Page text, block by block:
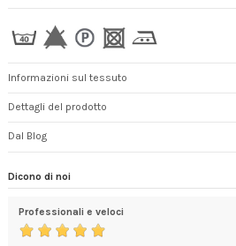
Informazioni sul tessuto
Dettagli del prodotto
Dal Blog
Dicono di noi
Professionali e veloci